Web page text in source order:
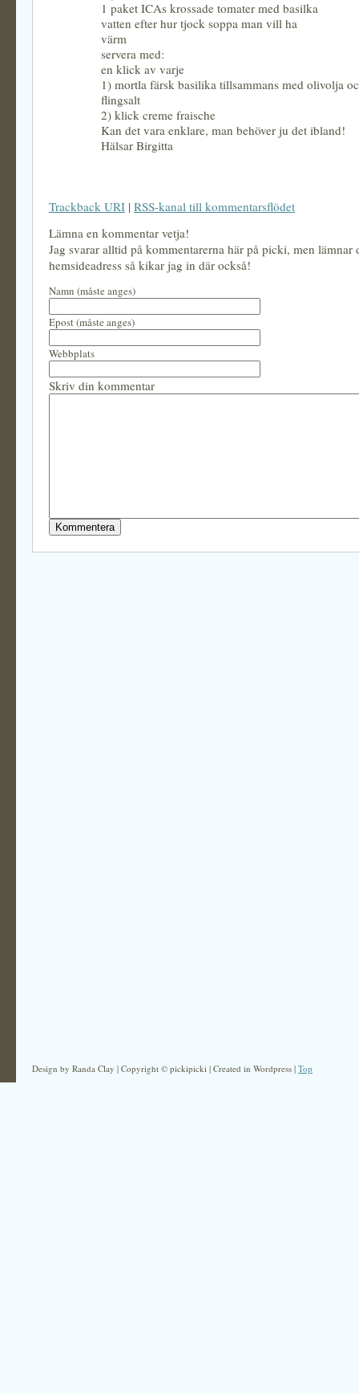
1 paket ICAs krossade tomater med basilka
vatten efter hur tjock soppa man vill ha
värm
servera med:
en klick av varje
1) mortla färsk basilika tillsammans med olivolja
flingsalt
2) klick creme fraische
Kan det vara enklare, man behöver ju det ibland!
Hälsar Birgitta
Trackback URI | RSS-kanal till kommentarsflödet
Lämna en kommentar vetja!
Jag svarar alltid på kommentarerna här på picki, men lämnar
hemsideadress så kikar jag in där också!
Namn (måste anges)
Epost (måste anges)
Webbplats
Skriv din kommentar
Design by Randa Clay | Copyright © pickipicki | Created in Wordpress | Top